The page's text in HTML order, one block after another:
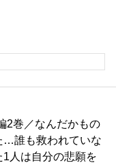
2巻／なんだかもの
…誰も救われていな
人は自分の悲願を